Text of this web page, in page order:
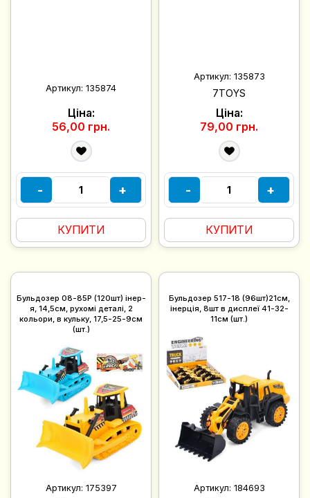
Артикул: 135874
Ціна:
56,00 грн.
- +
КУПИТИ
Артикул: 135873
7TOYS
Ціна:
79,00 грн.
- +
КУПИТИ
Бульдозер 08-85P (120шт) інер-
я, 14,5см, рухомі деталі, 2
кольори, в кульку, 17,5-25-9см
(шт.)
Артикул: 175397
Бульдозер 517-18 (96шт)21см,
інерція, 8шт в дисплеї 41-32-
11см (шт.)
Артикул: 184693